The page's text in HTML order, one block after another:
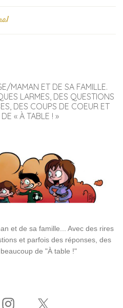
MAMAN ET DE SA FAMILLE.
LARMES, DES QUESTIONS
DES COUPS DE COEUR ET
« À TABLE ! »
et de sa famille... Avec des rires
et parfois des réponses, des
de "À table !"